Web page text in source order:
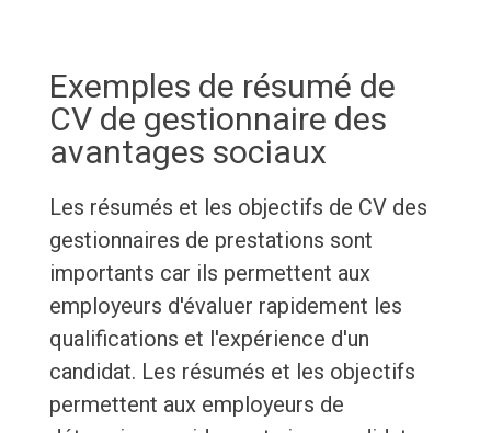
Exemples de résumé de
CV de gestionnaire des
avantages sociaux
Les résumés et les objectifs de CV des
gestionnaires de prestations sont
importants car ils permettent aux
employeurs d'évaluer rapidement les
qualifications et l'expérience d'un
candidat. Les résumés et les objectifs
permettent aux employeurs de